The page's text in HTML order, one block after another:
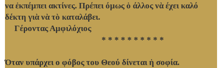
ναἐκπέμπει ακτίνες. Πρέπει όμως ὁ άλλος νὰέχει καλό
δέκτη γιὰνὰτὸ καταλάβει.
Γέροντας Αμφιλόχιος
* * * * * * * * * *
Όταν υπάρχει ο φόβος του Θεού δίνεται ἡ σοφία.